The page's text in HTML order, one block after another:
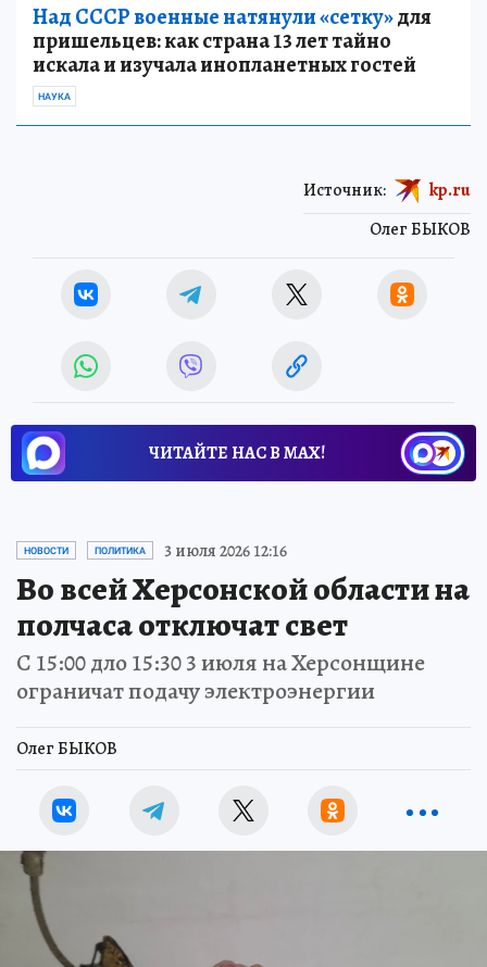
Над СССР военные натянули «сетку»для
пришельцев: как страна 13 лет тайно
искала и изучала инопланетных гостей
НАУКА
Олег БЫКОВ
Источник: kp.ru
ЧИТАЙТЕ НАС В МАХ!
НОВОСТИ ПОЛИТИКА 3 июля 2026 12:16
Во всей Херсонской области на
полчаса отключат свет
С 15:00 дло 15:30 3 июля на Херсонщине
ограничат подачу электроэнергии
Олег БЫКОВ